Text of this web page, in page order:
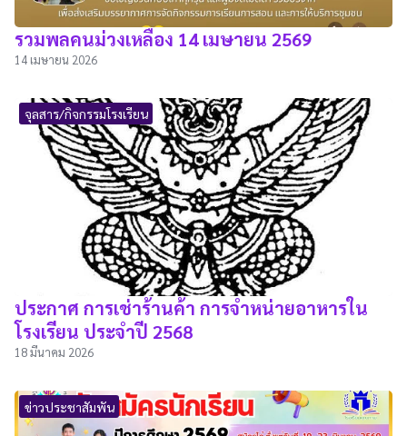
รวมพลคนม่วงเหลือง 14 เมษายน 2569
14 เมษายน 2026
จุลสาร/กิจกรรมโรงเรียน
ประกาศ การเช่าร้านค้า การจำหน่ายอาหารใน
โรงเรียน ประจำปี 2568
18 มีนาคม 2026
ข่าวประชาสัมพัน